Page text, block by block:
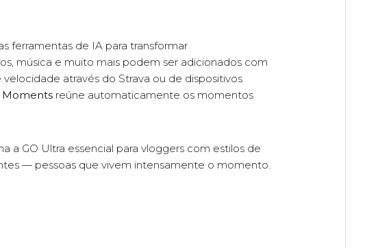
ferramentas de IA para transformar
música e muito mais podem ser adicionados com
através do Strava ou de dispositivos
Momentsreúne automaticamente os momentos
GO Ultra essencial para vloggers com estilos de
— pessoas que vivem intensamente o momento.